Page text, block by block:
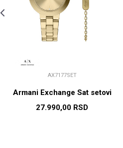
AX7177SET
Armani Exchange Sat setovi
27.990,00 RSD